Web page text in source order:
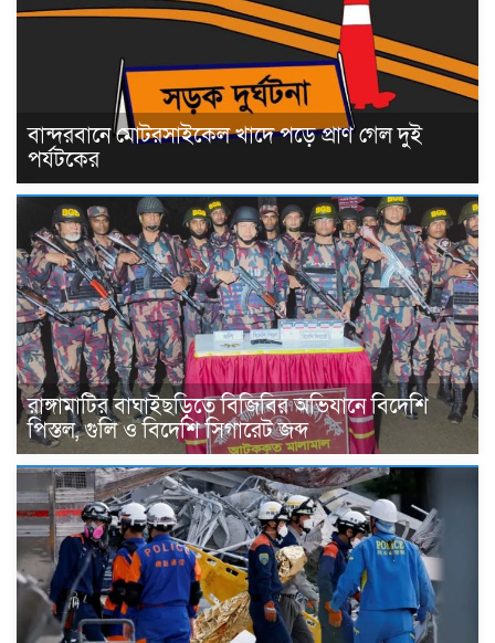
বান্দরবানে মোটরসাইকেল খাদে পড়ে প্রাণ গেল দুই
পর্যটকের
রাঙ্গামাটির বাঘাইছড়িতে বিজিবির অভিযানে বিদেশি
পিস্তল, গুলি ও বিদেশি সিগারেট জব্দ